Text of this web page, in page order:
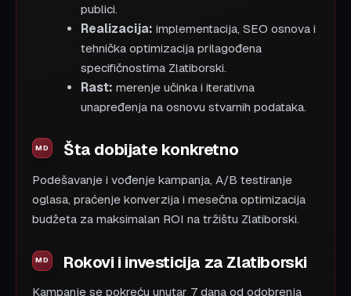
publici.
Realizacija: implementacija, SEO osnova i
tehnička optimizacija prilagođena
specifičnostima Zlatiborski.
Rast: merenje učinka i iterativna
unapređenja na osnovu stvarnih podataka.
Šta dobijate konkretno
Podešavanje i vođenje kampanja, A/B testiranje
oglasa, praćenje konverzija i mesečna optimizacija
budžeta za maksimalan ROI na tržištu Zlatiborski.
Rokovi i investicija za Zlatiborski
Kampanje se pokreću unutar 7 dana od odobrenja